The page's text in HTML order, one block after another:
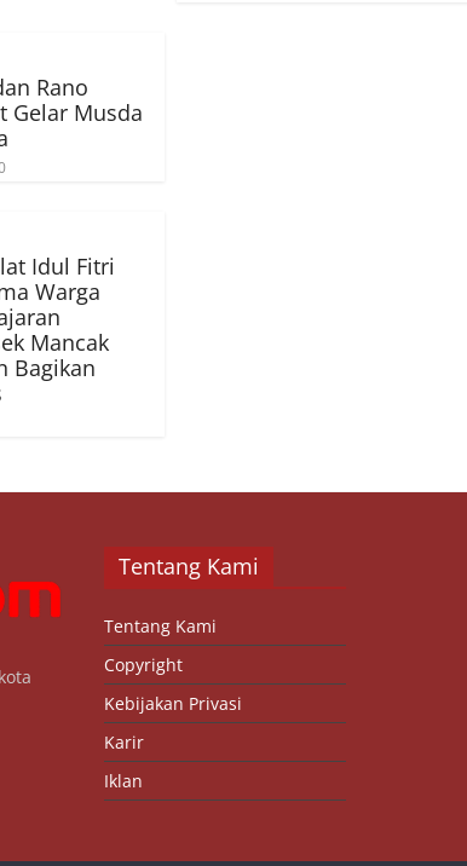
Rano
Gelar Musda
Idul Fitri
Warga
Mancak
Bagikan
Tentang Kami
Tentang Kami
Copyright
Kebijakan Privasi
Karir
Iklan